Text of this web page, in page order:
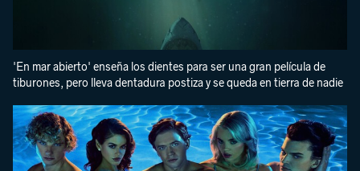
'En mar abierto' enseña los dientes para ser una gran película de
tiburones, pero lleva dentadura postiza y se queda en tierra de nadie